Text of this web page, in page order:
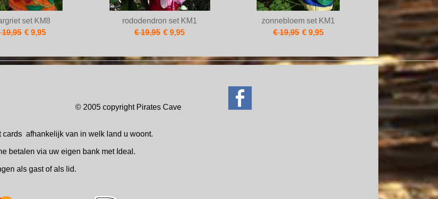
set KM8
19,95 € 9,95
rododendron set KM1
€ 19,95 € 9,95
zonnebloem set KM1
€ 19,95 € 9,95
© 2005 copyright Pirates Cave
cards afhankelijk van in welk land u woont.
betalen via uw eigen bank met Ideal.
als gast of als lid.